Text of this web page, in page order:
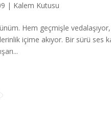
| Kalem Kutusu
Hem geçmişle vedalaşıyor,
içime akıyor. Bir sürü